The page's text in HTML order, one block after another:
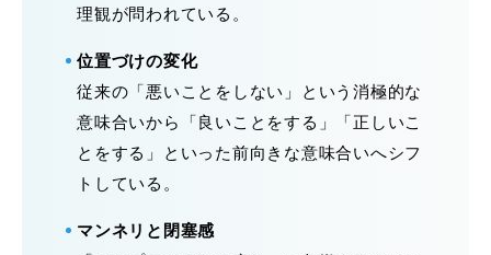
理観が問われている。
位置づけの変化
従来の「悪いことをしない」という消極的な
意味合いから「良いことをする」「正しいこ
とをする」といった前向きな意味合いへシフ
トしている。
マンネリと閉塞感